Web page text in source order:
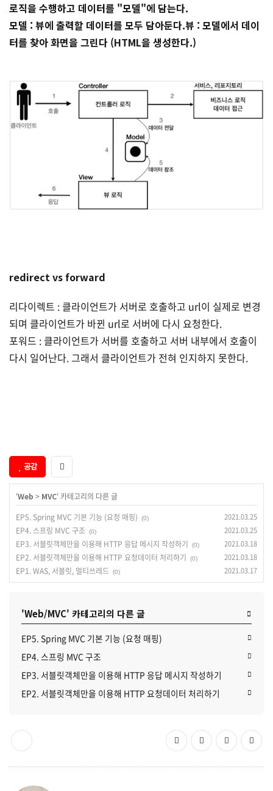
로직을 수행하고 데이터를 "모델"에 담는다.
모델 : 뷰에 출력할 데이터를 모두 담아둔다.뷰 : 모델에서 데이
터를 찾아 화면을 그린다 (HTML을 생성한다.)
redirect vs forward
리다이렉트 : 클라이언트가 서버로 호출하고 url이 실제로 변경
되며 클라이언트가 바뀐 url로 서버에 다시 요청한다.
포워드 : 클라이언트가 서버를 호출하고 서버 내부에서 호출이
다시 일어난다. 그래서 클라이언트가 전혀 인지하지 못한다.
공감
'Web > MVC' 카테고리의 다른 글
EP5. Spring MVC 기본 기능 (요청 매핑)
(0) 2021.03.25
EP4. 스프링 MVC 구조 (0) 2021.03.25
EP3. 서블릿객체만을 이용해 HTTP 응답 메시지 작성하기 (0) 2021.03.18
EP2. 서블릿객체만을 이용해 HTTP 요청데이터 처리하기 (0) 2021.03.18
EP1. WAS, 서블릿, 멀티쓰레드 (0) 2021.03.17
'Web/MVC' 카테고리의 다른 글
EP5. Spring MVC 기본 기능 (요청 매핑)
EP4. 스프링 MVC 구조
EP3. 서블릿객체만을 이용해 HTTP 응답 메시지 작성하기
EP2. 서블릿객체만을 이용해 HTTP 요청데이터 처리하기